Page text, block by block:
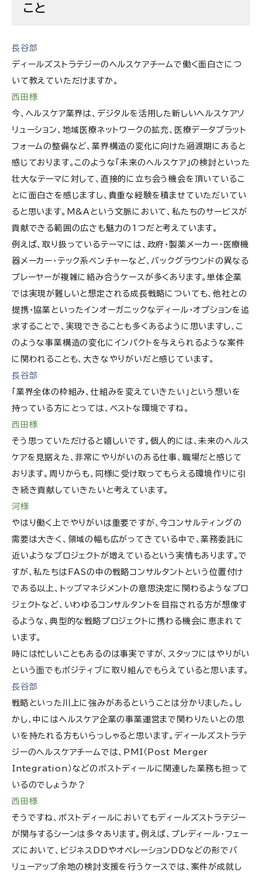
こと
長谷部
ディールズストラテジーのヘルスケアチームで働く面白さにつ
いて教えていただけますか。
西田様
今、ヘルスケア業界は、デジタルを活用した新しいヘルスケアソ
リューション、地域医療ネットワークの拡充、医療データプラット
フォームの整備など、業界構造の変化に向けた過渡期にあると
感じております。このような「未来のヘルスケア」の検討といった
壮大なテーマに対して、直接的に立ち会う機会を頂いているこ
とに面白さを感じますし、貴重な経験を積ませていただいてい
ると思います。M&Aという文脈において、私たちのサービスが
貢献できる範囲の広さも魅力の1つだと考えています。
例えば、取り扱っているテーマには、政府・製薬メーカー・医療機
器メーカー・テック系ベンチャーなど、バックグラウンドの異なる
プレーヤーが複雑に絡み合うケースが多くあります。単体企業
では実現が難しいと想定される成長戦略についても、他社との
提携・協業といったインオーガニックなディール・オプションを追
求することで、実現できることも多くあるように思いますし、こ
のような事業構造の変化にインパクトを与えられるような案件
に関われることも、大きなやりがいだと感じています。
長谷部
「業界全体の枠組み、仕組みを変えていきたい」という想いを
持っている方にとっては、ベストな環境ですね。
西田様
そう思っていただけると嬉しいです。個人的には、未来のヘルス
ケアを見据えた、非常にやりがいのある仕事、職場だと感じて
おります。周りからも、同様に受け取ってもらえる環境作りに引
き続き貢献していきたいと考えています。
河様
やはり働く上でやりがいは重要ですが、今コンサルティングの
需要は大きく、領域の幅も広がってきている中で、業務委託に
近いようなプロジェクトが増えているという実情もあります。で
すが、私たちはFASの中の戦略コンサルタントという位置付け
である以上、トップマネジメントの意思決定に関わるようなプロ
ジェクトなど、いわゆるコンサルタントを目指される方が想像す
るような、典型的な戦略プロジェクトに携わる機会に恵まれて
います。
時には忙しいこともあるのは事実ですが、スタッフにはやりがい
という面でもポジティブに取り組んでもらえていると思います。
長谷部
戦略といった川上に強みがあるということは分かりました。し
かし、中にはヘルスケア企業の事業運営まで関わりたいとの思
いを持たれる方もいらっしゃると思います。ディールズストラテ
ジーのヘルスケアチームでは、PMI（Post Merger
Integration）などのポストディールに関連した業務も担って
いるのでしょうか？
西田様
そうですね、ポストディールにおいてもディールズストラテジー
が関与するシーンは多々あります。例えば、プレディール・フェー
ズにおいて、ビジネスDDやオペレーションDDなどの形でバ
リューアップ余地の検討支援を行うケースでは、案件が成就し